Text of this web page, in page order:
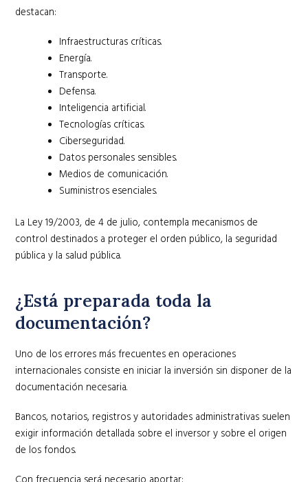
destacan:
Infraestructuras críticas.
Energía.
Transporte.
Defensa.
Inteligencia artificial.
Tecnologías críticas.
Ciberseguridad.
Datos personales sensibles.
Medios de comunicación.
Suministros esenciales.
La Ley 19/2003, de 4 de julio, contempla mecanismos de
control destinados a proteger el orden público, la seguridad
pública y la salud pública.
¿Está preparada toda la
documentación?
Uno de los errores más frecuentes en operaciones
internacionales consiste en iniciar la inversión sin disponer de la
documentación necesaria.
Bancos, notarios, registros y autoridades administrativas suelen
exigir información detallada sobre el inversor y sobre el origen
de los fondos.